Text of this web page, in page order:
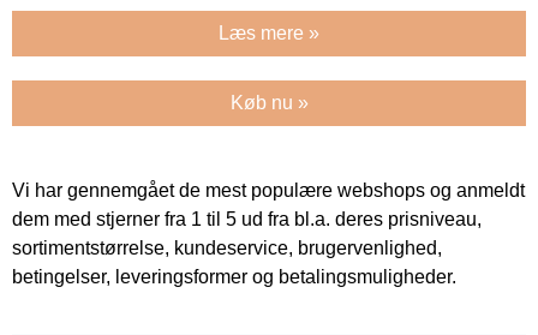
Læs mere »
Køb nu »
Vi har gennemgået de mest populære webshops og anmeldt
dem med stjerner fra 1 til 5 ud fra bl.a. deres prisniveau,
sortimentstørrelse, kundeservice, brugervenlighed,
betingelser, leveringsformer og betalingsmuligheder.